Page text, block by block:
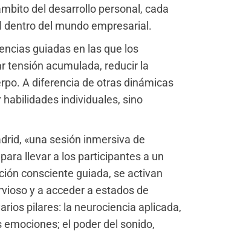
del desarrollo personal, cada
del mundo empresarial.
guiadas en las que los
tensión acumulada, reducir la
A diferencia de otras dinámicas
individuales, sino
«una sesión inmersiva de
llevar a los participantes a un
consciente guiada, se activan
y a acceder a estados de
pilares: la neurociencia aplicada,
el poder del sonido,